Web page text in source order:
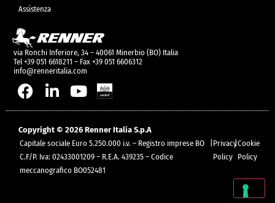
Assistenza
via Ronchi Inferiore, 34 – 40061 Minerbio (BO) Italia
Tel +39 051 6618211 – Fax +39 051 6606312
info@renneritalia.com
Copyright © 2026 Renner Italia S.p.A
Capitale sociale Euro 5.250.000 i.v. – Registro imprese BO
C.F/P. Iva: 02433001209 – R.E.A. 439235 – Codice
meccanografico BO052481
|Privacy
Policy
|Cookie
Policy